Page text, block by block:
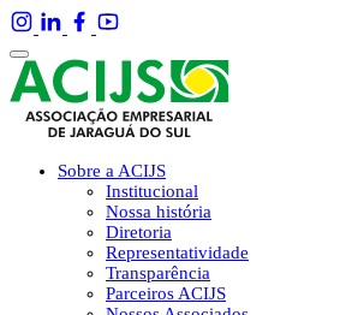
Sobre a ACIJS
Institucional
Nossa história
Diretoria
Representatividade
Transparência
Parceiros ACIJS